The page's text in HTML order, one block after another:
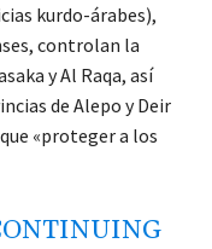
kurdo-árabes),
controlan la
y Al Raqa, así
de Alepo y Deir
«proteger a los